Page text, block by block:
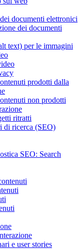
documenti elettronici
dei documenti
text) per le immagini
prodotti dalla
non prodotti
ritratti
di ricerca (SEO)
SEO: Search
e user stories